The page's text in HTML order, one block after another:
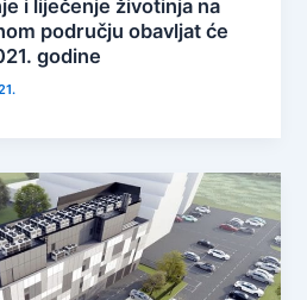
i liječenje životinja na
području obavljat će
godine